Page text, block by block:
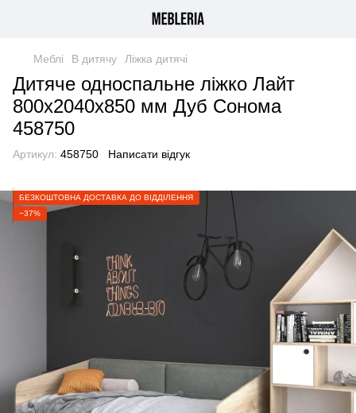
Меблі В дитячу Ліжка дитячі
Дитяче односпальне ліжко Лайт
800х2040х850 мм Дуб Сонома
458750
Артикул: 458750 Написати відгук
БЕЗКОШТОВНА ДОСТАВКА ДО ВІДДІЛЕННЯ
−37%